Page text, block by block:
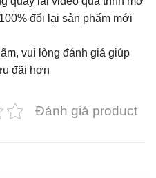
đổi lại sản phẩm mới
vui lòng đánh giá giúp
đãi hơn
Đánh giá product